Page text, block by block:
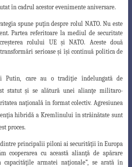
în cadrul acestor evenimente aniversare.
spune puţin despre rolul NATO. Nu este
Partea referitoare la mediul de securitate
rolului UE şi NATO. Aceste două
serioase şi îşi continuă politica de
Putin, care au o tradiţie îndelungată de
statut şi se alătură unei alianţe militaro-
naţională în format colectiv. Agresiunea
hibridă a Kremlinului în străinătate sunt
proces.
dintre principalii piloni ai securităţii în Europa
cooperarea cu această alianţă de apărare
capacităţile armatei naţionale”, se arată în